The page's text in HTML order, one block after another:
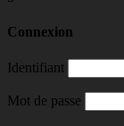
Connexion
Identifiant
Mot de passe